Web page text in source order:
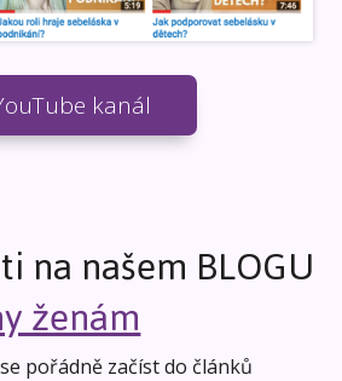
kanál
na našem BLOGU
ženám
pořádně začíst do článků